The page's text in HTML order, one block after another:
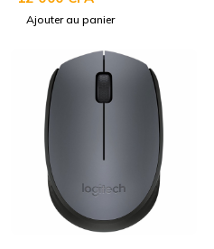
(Original) ASUS
19V3.42A 4.5*3.0MM
Ajouter au panier